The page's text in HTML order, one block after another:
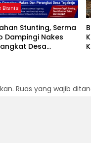
Bisnis
Stunting, Serma
Dampingi Nakes
Desa
Ruas yang wajib